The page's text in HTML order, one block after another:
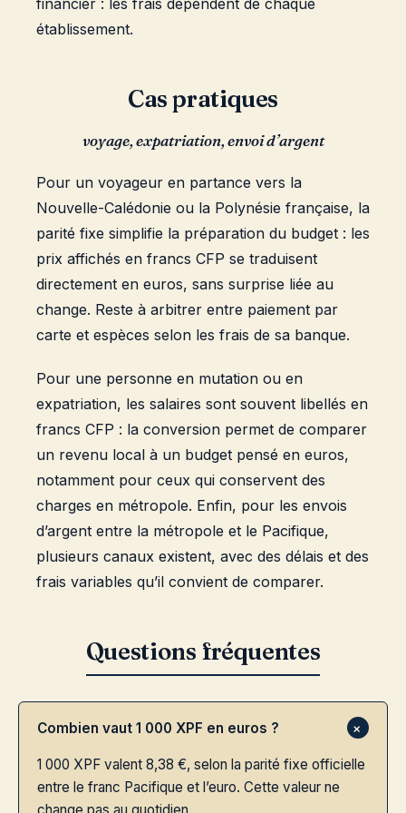
établissement.
Cas pratiques
voyage, expatriation, envoi d’argent
Pour un voyageur en partance vers la
Nouvelle-Calédonie ou la Polynésie française, la
parité fixe simplifie la préparation du budget : les
prix affichés en francs CFP se traduisent
directement en euros, sans surprise liée au
change. Reste à arbitrer entre paiement par
carte et espèces selon les frais de sa banque.
Pour une personne en mutation ou en
expatriation, les salaires sont souvent libellés en
francs CFP : la conversion permet de comparer
un revenu local à un budget pensé en euros,
notamment pour ceux qui conservent des
charges en métropole. Enfin, pour les envois
d’argent entre la métropole et le Pacifique,
plusieurs canaux existent, avec des délais et des
frais variables qu’il convient de comparer.
Combien vaut 1 000 XPF en euros ?
1 000 XPF valent 8,38 €, selon la parité fixe officielle
entre le franc Pacifique et l’euro. Cette valeur ne